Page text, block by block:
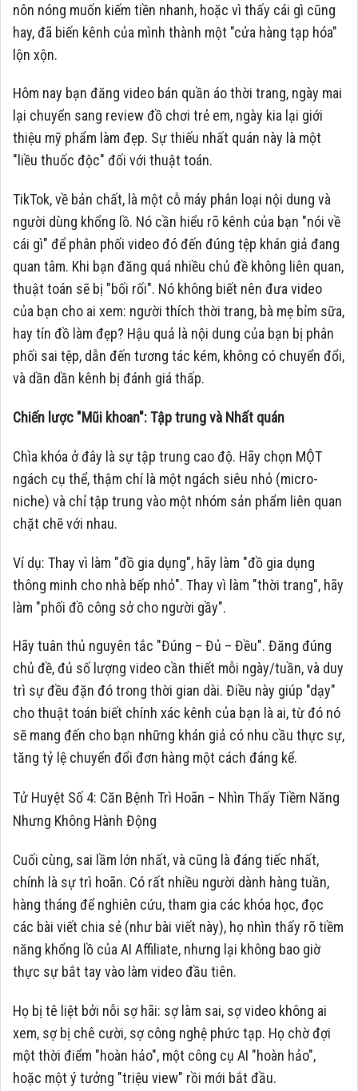
nôn nóng muốn kiếm tiền nhanh, hoặc vì thấy cái gì cũng
hay, đã biến kênh của mình thành một "cửa hàng tạp hóa"
lộn xộn.
Hôm nay bạn đăng video bán quần áo thời trang, ngày mai
lại chuyển sang review đồ chơi trẻ em, ngày kia lại giới
thiệu mỹ phẩm làm đẹp. Sự thiếu nhất quán này là một
"liều thuốc độc" đối với thuật toán.
TikTok, về bản chất, là một cỗ máy phân loại nội dung và
người dùng khổng lồ. Nó cần hiểu rõ kênh của bạn "nói về
cái gì" để phân phối video đó đến đúng tệp khán giả đang
quan tâm. Khi bạn đăng quá nhiều chủ đề không liên quan,
thuật toán sẽ bị "bối rối". Nó không biết nên đưa video
của bạn cho ai xem: người thích thời trang, bà mẹ bỉm sữa,
hay tín đồ làm đẹp? Hậu quả là nội dung của bạn bị phân
phối sai tệp, dẫn đến tương tác kém, không có chuyển đổi,
và dần dần kênh bị đánh giá thấp.
Chiến lược "Mũi khoan": Tập trung và Nhất quán
Chìa khóa ở đây là sự tập trung cao độ. Hãy chọn MỘT
ngách cụ thể, thậm chí là một ngách siêu nhỏ (micro-
niche) và chỉ tập trung vào một nhóm sản phẩm liên quan
chặt chẽ với nhau.
Ví dụ: Thay vì làm "đồ gia dụng", hãy làm "đồ gia dụng
thông minh cho nhà bếp nhỏ". Thay vì làm "thời trang", hãy
làm "phối đồ công sở cho người gầy".
Hãy tuân thủ nguyên tắc "Đúng – Đủ – Đều". Đăng đúng
chủ đề, đủ số lượng video cần thiết mỗi ngày/tuần, và duy
trì sự đều đặn đó trong thời gian dài. Điều này giúp "dạy"
cho thuật toán biết chính xác kênh của bạn là ai, từ đó nó
sẽ mang đến cho bạn những khán giả có nhu cầu thực sự,
tăng tỷ lệ chuyển đổi đơn hàng một cách đáng kể.
Tử Huyệt Số 4: Căn Bệnh Trì Hoãn – Nhìn Thấy Tiềm Năng
Nhưng Không Hành Động
Cuối cùng, sai lầm lớn nhất, và cũng là đáng tiếc nhất,
chính là sự trì hoãn. Có rất nhiều người dành hàng tuần,
hàng tháng để nghiên cứu, tham gia các khóa học, đọc
các bài viết chia sẻ (như bài viết này), họ nhìn thấy rõ tiềm
năng khổng lồ của AI Affiliate, nhưng lại không bao giờ
thực sự bắt tay vào làm video đầu tiên.
Họ bị tê liệt bởi nỗi sợ hãi: sợ làm sai, sợ video không ai
xem, sợ bị chê cười, sợ công nghệ phức tạp. Họ chờ đợi
một thời điểm "hoàn hảo", một công cụ AI "hoàn hảo",
hoặc một ý tưởng "triệu view" rồi mới bắt đầu.